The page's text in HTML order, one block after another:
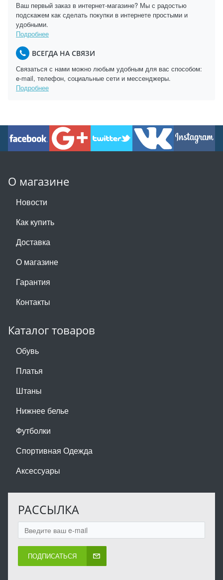
Ваш первый заказ в интернет-магазине? Мы с радостью
подскажем как сделать покупки в интернете простыми и
удобными.
Подробнее
ВСЕГДА НА СВЯЗИ
Связаться с нами можно любым удобным для вас способом:
e-mail, телефон, социальные сети и мессенджеры.
Подробнее
О магазине
Новости
Как купить
Доставка
О магазине
Гарантия
Контакты
Каталог товаров
Обувь
Платья
Штаны
Нижнее белье
Футболки
Спортивная Одежда
Аксессуары
РАССЫЛКА
ПОДПИСАТЬСЯ